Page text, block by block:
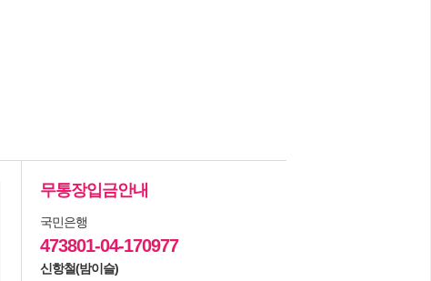
무통장입금안내
국민은행
473801-04-170977
신항철(밤이슬)